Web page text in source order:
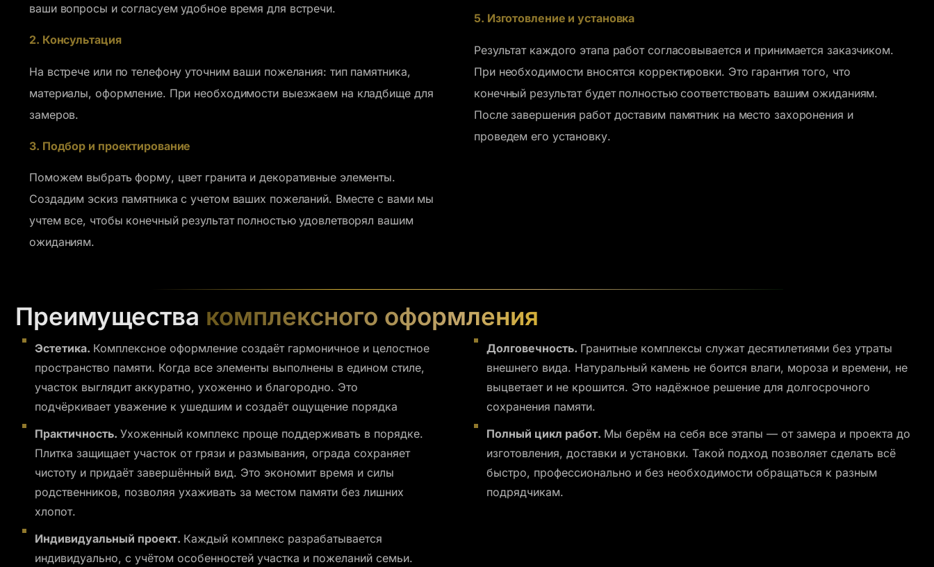
ваши вопросы и согласуем удобное время для встречи.
2. Консультация
На встрече или по телефону уточним ваши пожелания: тип памятника,
материалы, оформление. При необходимости выезжаем на кладбище для
замеров.
3. Подбор и проектирование
Поможем выбрать форму, цвет гранита и декоративные элементы.
Создадим эскиз памятника с учетом ваших пожеланий. Вместе с вами мы
учтем все, чтобы конечный результат полностью удовлетворял вашим
ожиданиям.
5. Изготовление и установка
Результат каждого этапа работ согласовывается и принимается заказчиком.
При необходимости вносятся корректировки. Это гарантия того, что
конечный результат будет полностью соответствовать вашим ожиданиям.
После завершения работ доставим памятник на место захоронения и
проведем его установку.
Преимущества комплексного оформления
Эстетика. Комплексное оформление создаёт гармоничное и целостное
пространство памяти. Когда все элементы выполнены в едином стиле,
участок выглядит аккуратно, ухоженно и благородно. Это
подчёркивает уважение к ушедшим и создаёт ощущение порядка
Практичность. Ухоженный комплекс проще поддерживать в порядке.
Плитка защищает участок от грязи и размывания, ограда сохраняет
чистоту и придаёт завершённый вид. Это экономит время и силы
родственников, позволяя ухаживать за местом памяти без лишних
хлопот.
Индивидуальный проект. Каждый комплекс разрабатывается
индивидуально, с учётом особенностей участка и пожеланий семьи.
Долговечность. Гранитные комплексы служат десятилетиями без утраты
внешнего вида. Натуральный камень не боится влаги, мороза и времени, не
выцветает и не крошится. Это надёжное решение для долгосрочного
сохранения памяти.
Полный цикл работ. Мы берём на себя все этапы — от замера и проекта до
изготовления, доставки и установки. Такой подход позволяет сделать всё
быстро, профессионально и без необходимости обращаться к разным
подрядчикам.